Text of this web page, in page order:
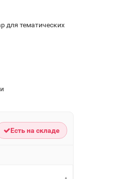
для тематических
Есть на складе